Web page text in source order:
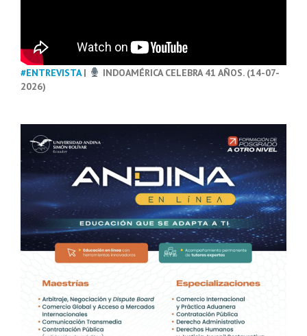
#ENTREVISTA|
INDOAMÉRICA CELEBRA 41 AÑOS. (14-07-
2026)